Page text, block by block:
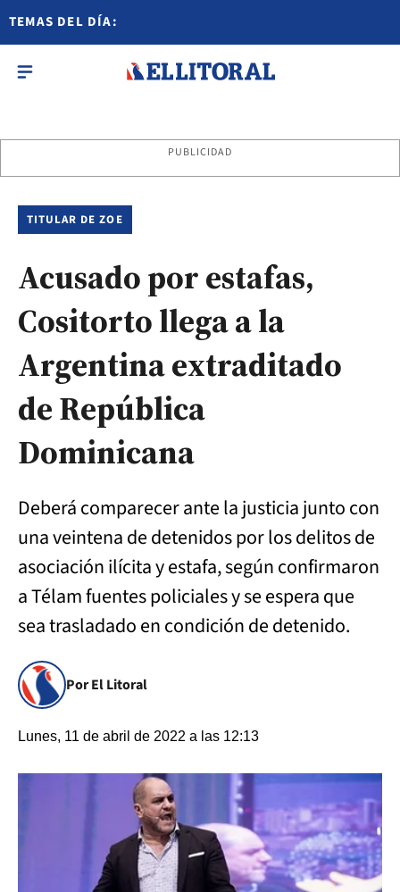
TEMAS DEL DÍA:
PUBLICIDAD
TITULAR DE ZOE
Acusado por estafas,
Cositorto llega a la
Argentina extraditado
de República
Dominicana
Deberá comparecer ante la justicia junto con
una veintena de detenidos por los delitos de
asociación ilícita y estafa, según confirmaron
a Télam fuentes policiales y se espera que
sea trasladado en condición de detenido.
Por El Litoral
Lunes, 11 de abril de 2022 a las 12:13